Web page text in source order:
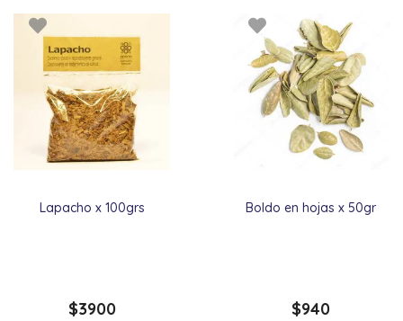
Lapacho x 100grs
$3900
Boldo en hojas x 50gr
$940